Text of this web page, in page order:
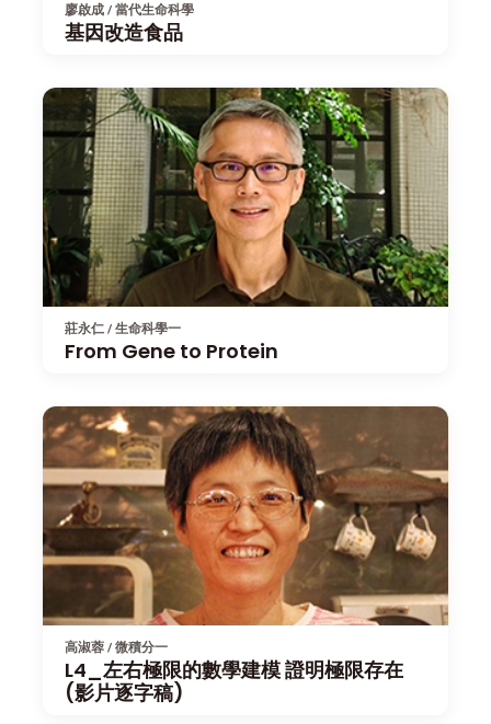
廖啟成 / 當代生命科學
基因改造食品
莊永仁 / 生命科學一
From Gene to Protein
高淑蓉 / 微積分一
L4_左右極限的數學建模 證明極限存在
(影片逐字稿)